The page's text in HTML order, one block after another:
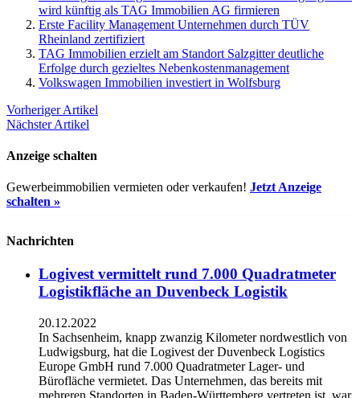
wird künftig als TAG Immobilien AG firmieren
Erste Facility Management Unternehmen durch TÜV
Rheinland zertifiziert
TAG Immobilien erzielt am Standort Salzgitter deutliche
Erfolge durch gezieltes Nebenkostenmanagement
Volkswagen Immobilien investiert in Wolfsburg
Vorheriger Artikel
Nächster Artikel
Anzeige schalten
Gewerbeimmobilien vermieten oder verkaufen! Jetzt Anzeige
schalten »
Nachrichten
Logivest vermittelt rund 7.000 Quadratmeter
Logistikfläche an Duvenbeck Logistik
20.12.2022
In Sachsenheim, knapp zwanzig Kilometer nordwestlich von
Ludwigsburg, hat die Logivest der Duvenbeck Logistics
Europe GmbH rund 7.000 Quadratmeter Lager- und
Bürofläche vermietet. Das Unternehmen, das bereits mit
mehreren Standorten in Baden-Württemberg vertreten ist, war